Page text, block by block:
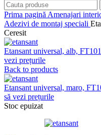
Prima pagină Amenajari
Adezivi de montaj speciali
Ceresit
Etansant universal, alb,
vezi prețurile
Back to products
Etansant universal, maro,
să vezi prețurile
Stoc epuizat